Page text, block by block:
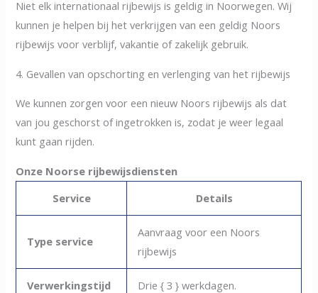
Niet elk internationaal rijbewijs is geldig in Noorwegen. Wij
kunnen je helpen bij het verkrijgen van een geldig Noors
rijbewijs voor verblijf, vakantie of zakelijk gebruik.
4. Gevallen van opschorting en verlenging van het rijbewijs
We kunnen zorgen voor een nieuw Noors rijbewijs als dat
van jou geschorst of ingetrokken is, zodat je weer legaal
kunt gaan rijden.
Onze Noorse rijbewijsdiensten
Service
Details
Type service
Aanvraag voor een Noors
rijbewijs
Verwerkingstijd Drie { 3 } werkdagen.